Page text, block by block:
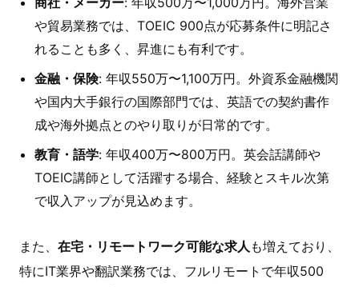
や貿易業務では、TOEIC 900点が応募条件に明記さ
れることも多く、昇進にも有利です。
金融・保険: 年収550万〜1,100万円。外資系金融機関
や国内大手銀行の国際部門では、英語での契約書作
成や海外拠点とのやり取りが日常的です。
教育・語学: 年収400万〜800万円。英会話講師や
TOEIC講師として活躍する場合、経験とスキル次第
で収入アップが見込めます。
また、 在宅・リモートワーク可能な求人 も増えており、
特にIT業界や翻訳業務では、フルリモートで年収500